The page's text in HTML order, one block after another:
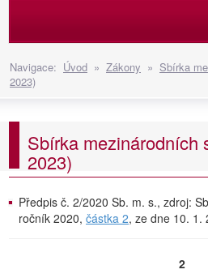
Navigace: Úvod » Zákony » Sbírka
2023)
Sbírka mezinárodních
2023)
Předpis č. 2/2020 Sb. m. s., zdroj:
ročník 2020, částka 2, ze dne 10. 1.
2